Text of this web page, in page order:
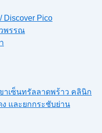
Discover Pico
วพรรณ
าเซ็นทรัลลาดพร้าว คลินิก
และยกกระชับย่าน